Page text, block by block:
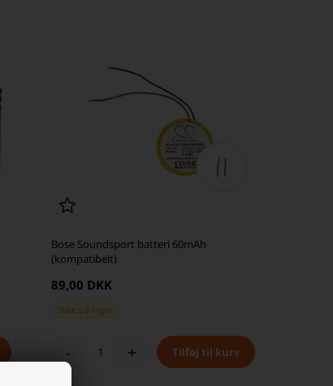
Bose Soundsport batteri 60mAh
(kompatibelt)
89,00 DKK
Ikke på lager
- +